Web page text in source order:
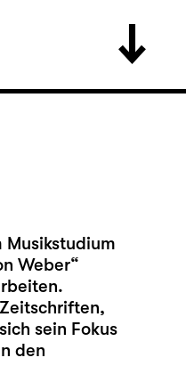
Musikstudium
Weber“
sein Fokus
den